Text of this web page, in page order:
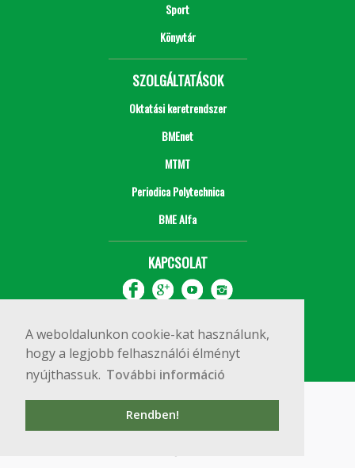
A weboldalunkon cookie-kat használunk,
hogy a legjobb felhasználói élményt
nyújthassuk. További információ
Rendben!
Sport
Könyvtár
SZOLGÁLTATÁSOK
Oktatási keretrendszer
BMEnet
MTMT
Periodica Polytechnica
BME Alfa
KAPCSOLAT
Copyright © 2020 BME Építőmérnöki Kar
1111 Budapest, Műegyetem rkp. 3.